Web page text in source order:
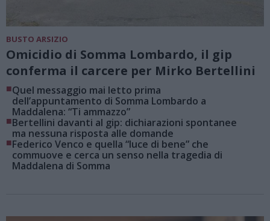
BUSTO ARSIZIO
Omicidio di Somma Lombardo, il gip
conferma il carcere per Mirko Bertellini
■Quel messaggio mai letto prima
dell’appuntamento di Somma Lombardo a
Maddalena: “Ti ammazzo”
■Bertellini davanti al gip: dichiarazioni spontanee
ma nessuna risposta alle domande
■Federico Venco e quella “luce di bene” che
commuove e cerca un senso nella tragedia di
Maddalena di Somma